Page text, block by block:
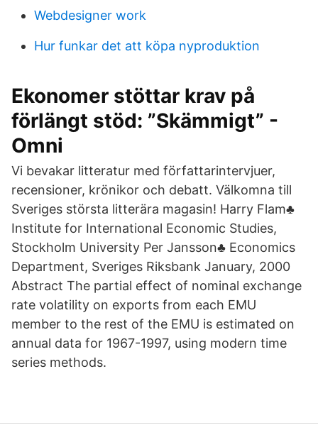
Webdesigner work
Hur funkar det att köpa nyproduktion
Ekonomer stöttar krav på
förlängt stöd: ”Skämmigt” -
Omni
Vi bevakar litteratur med författarintervjuer,
recensioner, krönikor och debatt. Välkomna till
Sveriges största litterära magasin! Harry Flam♣
Institute for International Economic Studies,
Stockholm University Per Jansson♣ Economics
Department, Sveriges Riksbank January, 2000
Abstract The partial effect of nominal exchange
rate volatility on exports from each EMU
member to the rest of the EMU is estimated on
annual data for 1967-1997, using modern time
series methods.